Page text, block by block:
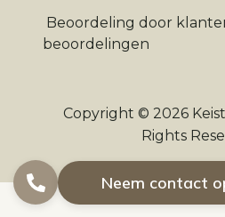
Copyright © 2026
Rights
Beoordeling door
beoordelingen
Neem contact